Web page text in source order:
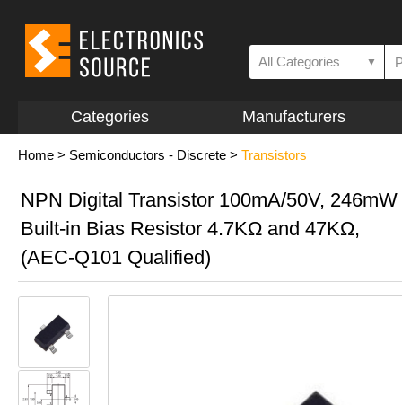
All Categories ▼
Categories Manufacturers
Home > Semiconductors - Discrete > Transistors
NPN Digital Transistor 100mA/50V, 246mW
Built-in Bias Resistor 4.7KΩ and 47KΩ,
(AEC-Q101 Qualified)